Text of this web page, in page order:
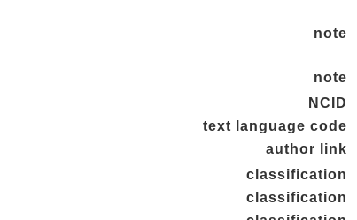
note
note
NCID
text language code
author link
classification
classification